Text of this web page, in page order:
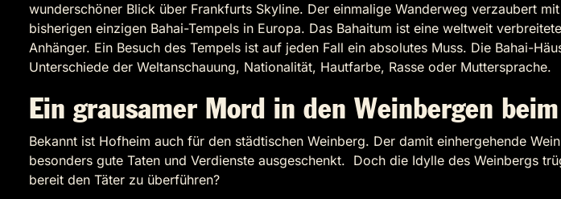
wunderschöner Blick über Frankfurts Skyline. Der einmalige Wanderweg verzaubert
bisherigen einzigen Bahai-Tempels in Europa. Das Bahaitum ist eine weltweit
Anhänger. Ein Besuch des Tempels ist auf jeden Fall ein absolutes Muss. Die Bahai-
Unterschiede der Weltanschauung, Nationalität, Hautfarbe, Rasse oder Muttersprache.
Ein grausamer Mord in den Weinbergen
Bekannt ist Hofheim auch für den städtischen Weinberg. Der damit einhergehende
besonders gute Taten und Verdienste ausgeschenkt. Doch die Idylle des Weinbergs
bereit den Täter zu überführen?